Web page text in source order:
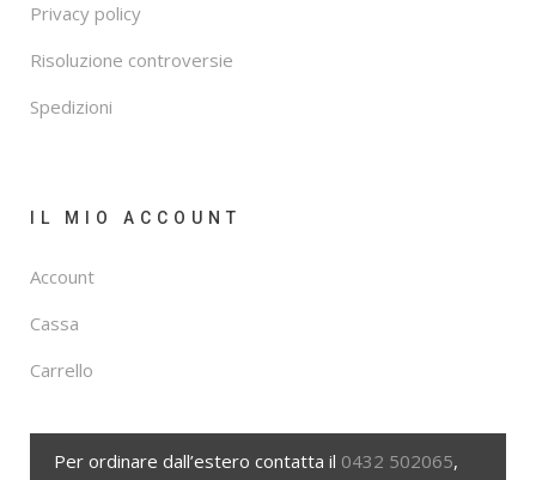
Privacy policy
Risoluzione controversie
Spedizioni
IL MIO ACCOUNT
Account
Cassa
Carrello
Per ordinare dall’estero contatta il 0432 502065,